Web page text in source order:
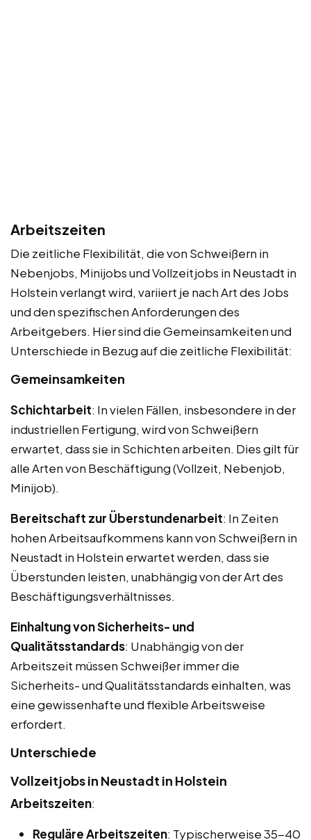
Arbeitszeiten
Die zeitliche Flexibilität, die von Schweißern in
Nebenjobs, Minijobs und Vollzeitjobs in Neustadt in
Holstein verlangt wird, variiert je nach Art des Jobs
und den spezifischen Anforderungen des
Arbeitgebers. Hier sind die Gemeinsamkeiten und
Unterschiede in Bezug auf die zeitliche Flexibilität:
Gemeinsamkeiten
Schichtarbeit: In vielen Fällen, insbesondere in der
industriellen Fertigung, wird von Schweißern
erwartet, dass sie in Schichten arbeiten. Dies gilt für
alle Arten von Beschäftigung (Vollzeit, Nebenjob,
Minijob).
Bereitschaft zur Überstundenarbeit: In Zeiten
hohen Arbeitsaufkommens kann von Schweißern in
Neustadt in Holstein erwartet werden, dass sie
Überstunden leisten, unabhängig von der Art des
Beschäftigungsverhältnisses.
Einhaltung von Sicherheits- und
Qualitätsstandards: Unabhängig von der
Arbeitszeit müssen Schweißer immer die
Sicherheits- und Qualitätsstandards einhalten, was
eine gewissenhafte und flexible Arbeitsweise
erfordert.
Unterschiede
Vollzeitjobs in Neustadt in Holstein
Arbeitszeiten:
Reguläre Arbeitszeiten: Typischerweise 35-40